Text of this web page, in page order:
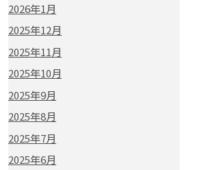
2026年1月
2025年12月
2025年11月
2025年10月
2025年9月
2025年8月
2025年7月
2025年6月